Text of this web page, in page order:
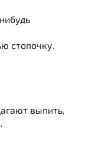
стопочку.
выпить,